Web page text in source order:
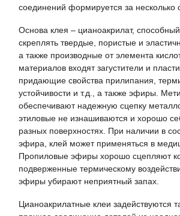
соединений формируется за несколько
Основа клея – цианоакрилат,
скреплять твердые, пористые и
а также производные от элемента
материалов входят загустители и
придающие свойства прилипания,
устойчивости и т.д., а также эфиры.
обеспечивают надежную сцепку
этиловые не изнашиваются и хорошо
разных поверхностях. При наличии в
эфира, клей может применяться в
Пропиловые эфиры хорошо сцепляют
подверженные термическому
эфиры убирают неприятный запах.
Цианоакрилатные клеи задействуются